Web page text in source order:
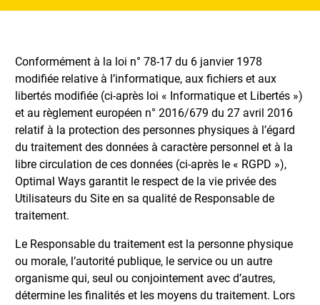
Conformément à la loi n° 78-17 du 6 janvier 1978
modifiée relative à l’informatique, aux fichiers et aux
libertés modifiée (ci-après loi « Informatique et Libertés »)
et au règlement européen n° 2016/679 du 27 avril 2016
relatif à la protection des personnes physiques à l’égard
du traitement des données à caractère personnel et à la
libre circulation de ces données (ci-après le « RGPD »),
Optimal Ways garantit le respect de la vie privée des
Utilisateurs du Site en sa qualité de Responsable de
traitement.
Le Responsable du traitement est la personne physique
ou morale, l’autorité publique, le service ou un autre
organisme qui, seul ou conjointement avec d’autres,
détermine les finalités et les moyens du traitement. Lors